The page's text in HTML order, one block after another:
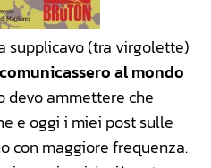
supplicavo (tra virgolette)
comunicassero al mondo
devo ammettere che
e oggi i miei post sulle
con maggiore frequenza.